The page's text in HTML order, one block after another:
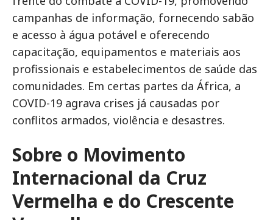
campanhas de informação, fornecendo sabão
e acesso à água potável e oferecendo
capacitação, equipamentos e materiais aos
profissionais e estabelecimentos de saúde das
comunidades. Em certas partes da África, a
COVID-19 agrava crises já causadas por
conflitos armados, violência e desastres.
Sobre o Movimento
Internacional da Cruz
Vermelha e do Crescente